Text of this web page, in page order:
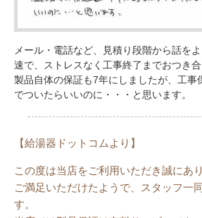
メール・電話など、見積り段階から話を
速で、ストレスなく工事終了までおつき合
製品自体の保証も7年にしましたが、工事
でついたらいいのに・・・と思います。
【給湯器ドットコムより】
この度は当店をご利用いただき誠にあ
ご満足いただけたようで、スタッフ一
す。